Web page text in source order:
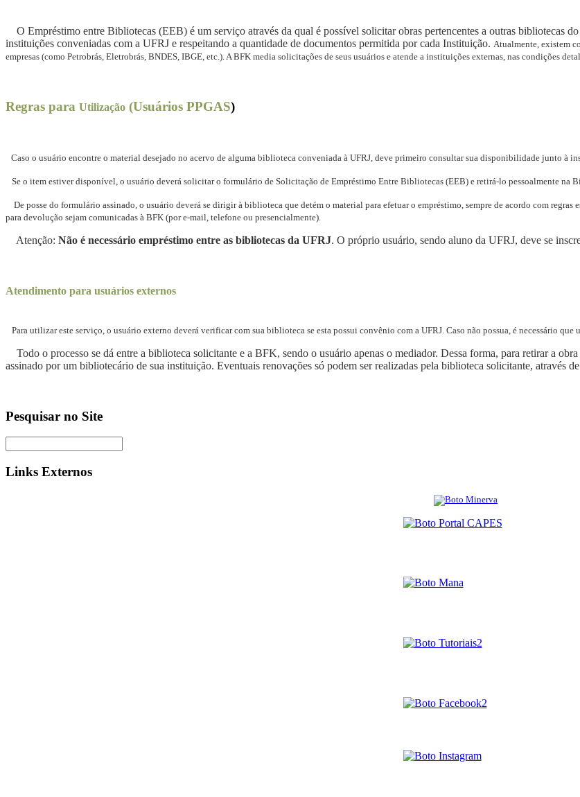
O Empréstimo entre Bibliotecas (EEB) é um serviço através da qual é possível solicitar obras pertencentes a outras bibliotecas do
instituições conveniadas com a UFRJ e respeitando a quantidade de documentos permitida por cada Instituição. Atualmente, existem
empresas (como Petrobrás, Eletrobrás, BNDES, IBGE, etc.). A BFK media solicitações de seus usuários e atende a instituições externas, nas condições
Regras para Utilização (Usuários PPGAS)
Caso o usuário encontre o material desejado no acervo de alguma biblioteca conveniada à UFRJ, deve primeiro consultar sua disponibilidade junto à
Se o item estiver disponível, o usuário deverá solicitar o formulário de Solicitação de Empréstimo Entre Bibliotecas (EEB) e retirá-lo pessoalmente na
De posse do formulário assinado, o usuário deverá se dirigir à biblioteca que detém o material para efetuar o empréstimo, sempre de acordo com regras
para devolução sejam comunicadas à BFK (por e-mail, telefone ou presencialmente).
Atenção: Não é necessário empréstimo entre as bibliotecas da UFRJ. O próprio usuário, sendo aluno da UFRJ, deve se
Atendimento para usuários externos
Para utilizar este serviço, o usuário externo deverá verificar com sua biblioteca se esta possui convênio com a UFRJ. Caso não possua, é necessário
Todo o processo se dá entre a biblioteca solicitante e a BFK, sendo o usuário apenas o mediador. Dessa forma, para retirar a
assinado por um bibliotecário de sua instituição. Eventuais renovações só podem ser realizadas pela biblioteca solicitante, através
Pesquisar no Site
Links Externos